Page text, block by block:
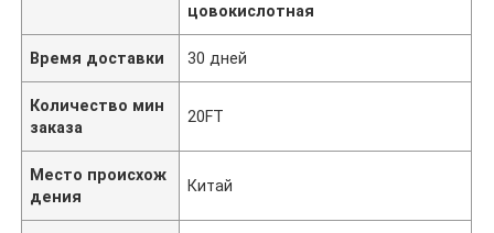
цовокислотная
Время доставки 30 дней
Количество мин
заказа
20FT
Место происхож
дения
Китай